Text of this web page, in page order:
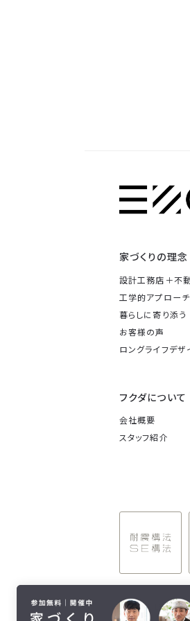
家づくりの理念
設計工務店＋不
工学的アプローチ
暮らしに寄り添う
お客様の声
ロングライフデザ
フクダについて
会社概要
スタッフ紹介
© FUKUDA